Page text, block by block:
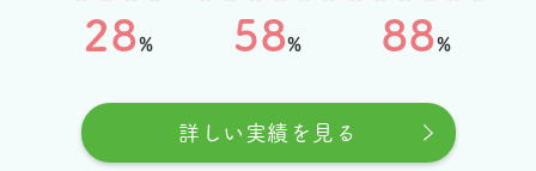
28% 58% 88%
詳しい実績を見る